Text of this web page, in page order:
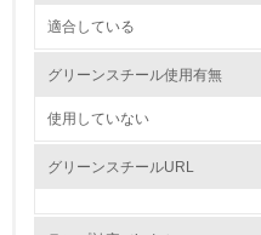
環境問題に関する従業員教育を
自社に関係する主要な環境法規
適合している
グリーンスチール使用有無
使用していない
グリーンスチールURL